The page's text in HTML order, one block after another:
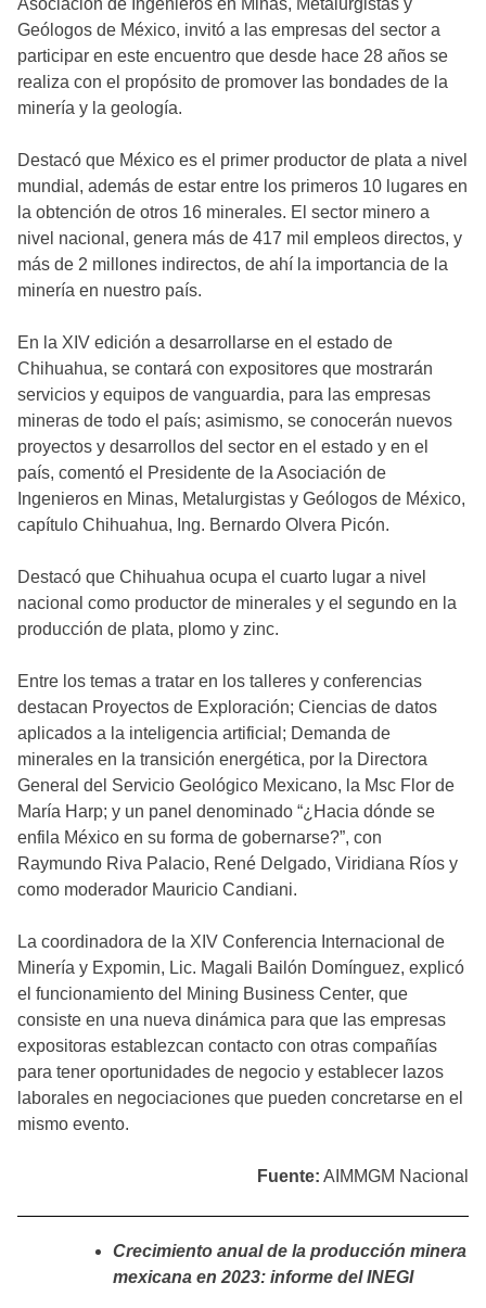
Asociación de Ingenieros en Minas, Metalurgistas y
Geólogos de México, invitó a las empresas del sector a
participar en este encuentro que desde hace 28 años se
realiza con el propósito de promover las bondades de la
minería y la geología.
Destacó que México es el primer productor de plata a nivel
mundial, además de estar entre los primeros 10 lugares en
la obtención de otros 16 minerales. El sector minero a
nivel nacional, genera más de 417 mil empleos directos, y
más de 2 millones indirectos, de ahí la importancia de la
minería en nuestro país.
En la XIV edición a desarrollarse en el estado de
Chihuahua, se contará con expositores que mostrarán
servicios y equipos de vanguardia, para las empresas
mineras de todo el país; asimismo, se conocerán nuevos
proyectos y desarrollos del sector en el estado y en el
país, comentó el Presidente de la Asociación de
Ingenieros en Minas, Metalurgistas y Geólogos de México,
capítulo Chihuahua, Ing. Bernardo Olvera Picón.
Destacó que Chihuahua ocupa el cuarto lugar a nivel
nacional como productor de minerales y el segundo en la
producción de plata, plomo y zinc.
Entre los temas a tratar en los talleres y conferencias
destacan Proyectos de Exploración; Ciencias de datos
aplicados a la inteligencia artificial; Demanda de
minerales en la transición energética, por la Directora
General del Servicio Geológico Mexicano, la Msc Flor de
María Harp; y un panel denominado “¿Hacia dónde se
enfila México en su forma de gobernarse?”, con
Raymundo Riva Palacio, René Delgado, Viridiana Ríos y
como moderador Mauricio Candiani.
La coordinadora de la XIV Conferencia Internacional de
Minería y Expomin, Lic. Magali Bailón Domínguez, explicó
el funcionamiento del Mining Business Center, que
consiste en una nueva dinámica para que las empresas
expositoras establezcan contacto con otras compañías
para tener oportunidades de negocio y establecer lazos
laborales en negociaciones que pueden concretarse en el
mismo evento.
Fuente: AIMMGM Nacional
Crecimiento anual de la producción minera
mexicana en 2023: informe del INEGI